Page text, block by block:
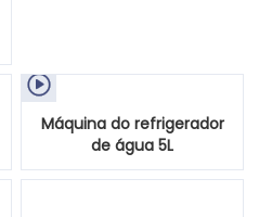

Máquina do refrigerador
de água 5L